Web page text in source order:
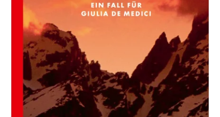
WEITERE VERLAGE
Search: